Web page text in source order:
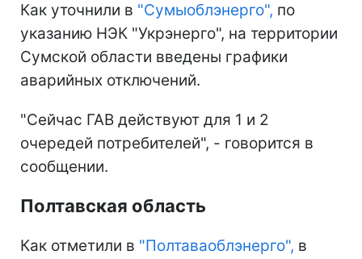
Как уточнили в "Сумыоблэнерго", по
указанию НЭК "Укрэнерго", на территории
Сумской области введены графики
аварийных отключений.
"Сейчас ГАВ действуют для 1 и 2
очередей потребителей", - говорится в
сообщении.
Полтавская область
Как отметили в "Полтаваоблэнерго", в